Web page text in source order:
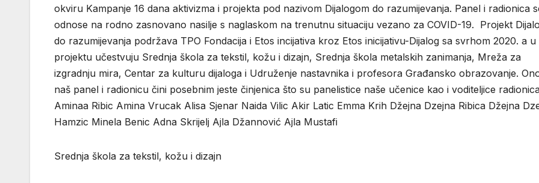
okviru Kampanje 16 dana aktivizma i projekta pod nazivom Dijalogom do razumijevanja. Panel i radionica
odnose na rodno zasnovano nasilje s naglaskom na trenutnu situaciju vezano za COVID-19. Projekt
do razumijevanja podržava TPO Fondacija i Etos incijativa kroz Etos inicijativu-Dijalog sa svrhom 2020. a u
projektu učestvuju Srednja škola za tekstil, kožu i dizajn, Srednja škola metalskih zanimanja, Mreža za
izgradnju mira, Centar za kulturu dijaloga i Udruženje nastavnika i profesora Građansko obrazovanje.
naš panel i radionicu čini posebnim jeste činjenica što su panelistice naše učenice kao i voditeljice
Aminaa Ribic Amina Vrucak Alisa Sjenar Naida Vilic Akir Latic Emma Krih Džejna Dzejna Ribica Džejna
Hamzic Minela Benic Adna Skrijelj Ajla Džannović Ajla Mustafi
Srednja škola za tekstil, kožu i dizajn